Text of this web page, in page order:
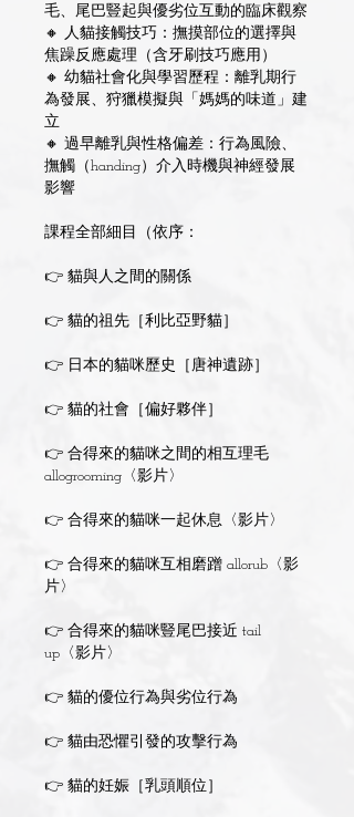
毛、尾巴豎起與優劣位互動的臨床觀察
🔸 人貓接觸技巧：撫摸部位的選擇與
焦躁反應處理（含牙刷技巧應用）
🔸 幼貓社會化與學習歷程：離乳期行
為發展、狩獵模擬與「媽媽的味道」建
立
🔸 過早離乳與性格偏差：行為風險、
撫觸（handing）介入時機與神經發展
影響
課程全部細目（依序：
👉 貓與人之間的關係
👉 貓的祖先［利比亞野貓］
👉 日本的貓咪歷史［唐神遺跡］
👉 貓的社會［偏好夥伴］
👉 合得來的貓咪之間的相互理毛
allogrooming〈影片〉
👉 合得來的貓咪一起休息〈影片〉
👉 合得來的貓咪互相磨蹭 allorub〈影
片〉
👉 合得來的貓咪豎尾巴接近 tail
up〈影片〉
👉 貓的優位行為與劣位行為
👉 貓由恐懼引發的攻擊行為
👉 貓的妊娠［乳頭順位］